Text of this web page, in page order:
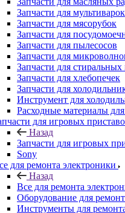
Запчасти для мультиварок
Запчасти для мясорубок
Запчасти для
Запчасти для пылесосов
Запчасти для
Запчасти для
Запчасти для хлебопечек
Запчасти для
Инструмент для
Расходные материалы
для игровых
Назад
Запчасти для игровых
Sony
для ремонта электроники
Назад
Все для ремонта
Оборудование для
Инструменты для